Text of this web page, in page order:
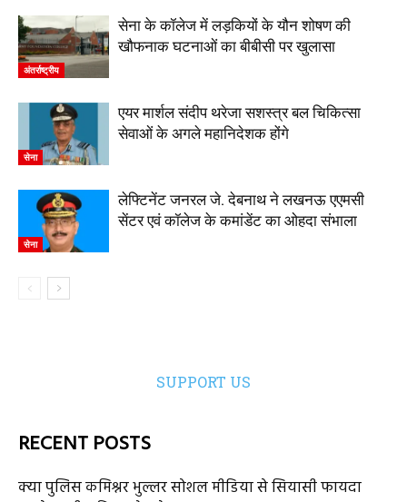
अंतर्राष्ट्रीय
सेना के कॉलेज में लड़कियों के यौन शोषण की
खौफनाक घटनाओं का बीबीसी पर खुलासा
सेना
एयर मार्शल संदीप थरेजा सशस्त्र बल चिकित्सा
सेवाओं के अगले महानिदेशक होंगे
सेना
लेफ्टिनेंट जनरल जे. देबनाथ ने लखनऊ एएमसी
सेंटर एवं कॉलेज के कमांडेंट का ओहदा संभाला
SUPPORT US
RECENT POSTS
क्या पुलिस कमिश्नर भुल्लर सोशल मीडिया से सियासी फायदा